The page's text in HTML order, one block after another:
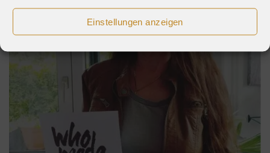
Einstellungen anzeigen